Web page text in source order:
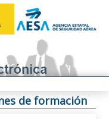
de formación